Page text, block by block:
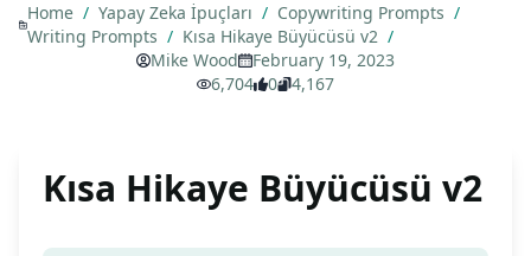
Home / Yapay Zeka İpuçları / Copywriting Prompts /
Writing Prompts / Kısa Hikaye Büyücüsü v2 /
Mike Wood
February 19, 2023
6,704
0 4,167
Kısa Hikaye Büyücüsü v2